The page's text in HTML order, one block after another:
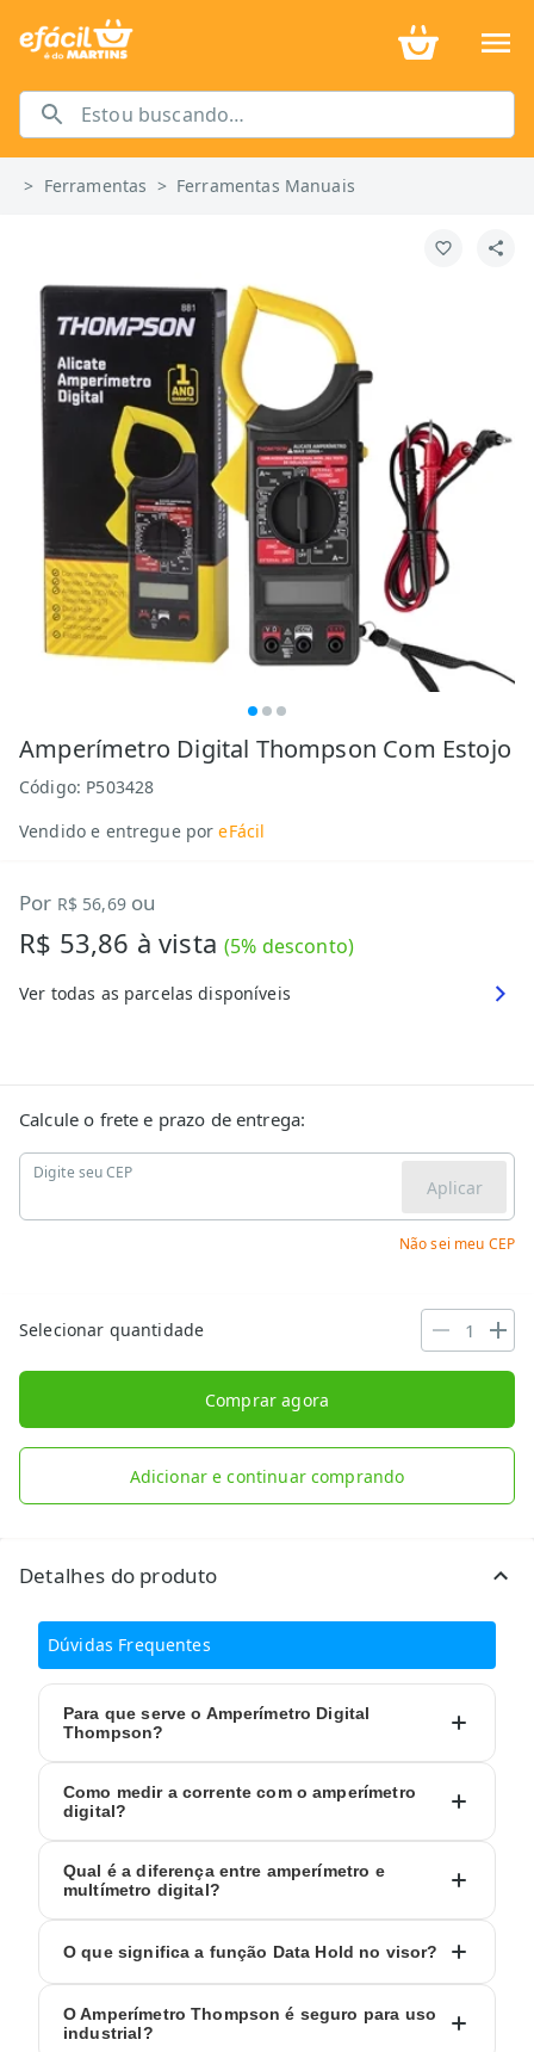
> Ferramentas > Ferramentas Manuais
Amperímetro Digital Thompson Com Estojo
Código: P503428
Vendido e entregue por eFácil
Por R$ 56,69 ou
R$ 53,86 à vista(5% desconto)
Ver todas as parcelas disponíveis
Calcule o frete e prazo de entrega:
Digite seu CEP
Aplicar
Não sei meu CEP
Selecionar quantidade
Comprar agora
Adicionar e continuar comprando
Detalhes do produto
Dúvidas Frequentes
Para que serve o Amperímetro Digital
Thompson?
Como medir a corrente com o amperímetro
digital?
Qual é a diferença entre amperímetro e
multímetro digital?
O que significa a função Data Hold no visor?
O Amperímetro Thompson é seguro para uso
industrial?